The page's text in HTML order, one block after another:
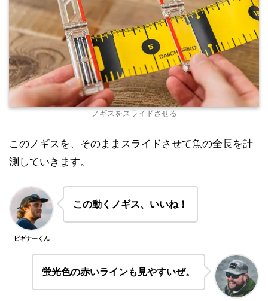
ノギスをスライドさせる
このノギスを、そのままスライドさせて魚の全長を計
測していきます。
この動くノギス、いいね！
ビギナーくん
蛍光色の赤いラインも見やすいぜ。